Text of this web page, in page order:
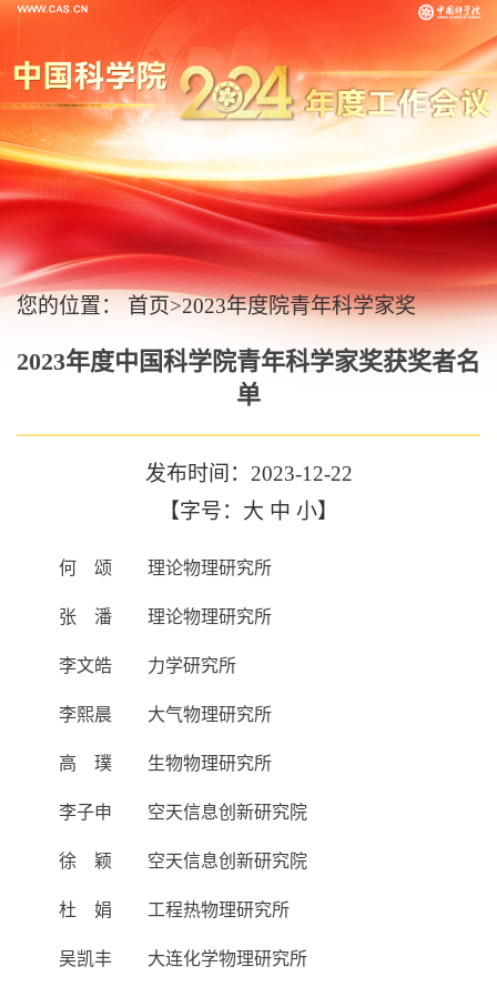
您的位置： 首页>2023年度院青年科学家奖
2023年度中国科学院青年科学家奖获奖者名
单
发布时间：2023-12-22
【字号： 大 中 小】
何 颂 理论物理研究所
张 潘 理论物理研究所
李文皓 力学研究所
李熙晨 大气物理研究所
高 璞 生物物理研究所
李子申 空天信息创新研究院
徐 颖 空天信息创新研究院
杜 娟 工程热物理研究所
吴凯丰 大连化学物理研究所